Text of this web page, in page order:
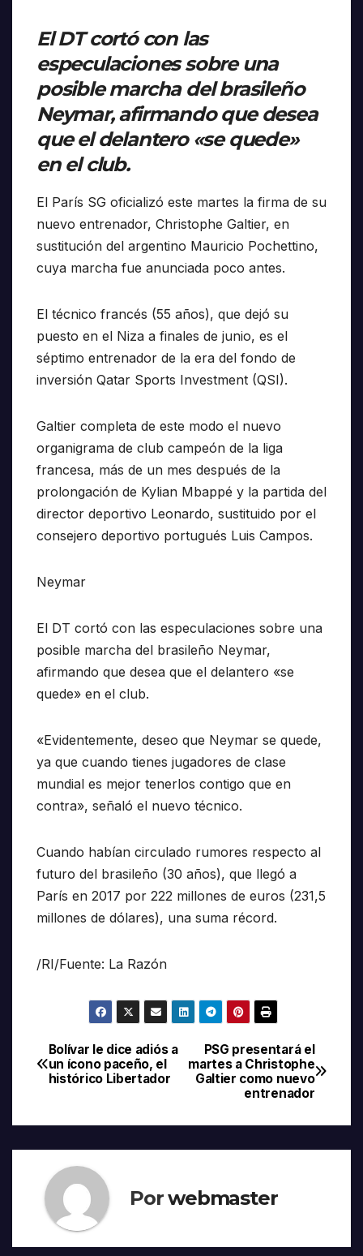
El DT cortó con las
especulaciones sobre una
posible marcha del brasileño
Neymar, afirmando que desea
que el delantero «se quede»
en el club.
El París SG oficializó este martes la firma de su
nuevo entrenador, Christophe Galtier, en
sustitución del argentino Mauricio Pochettino,
cuya marcha fue anunciada poco antes.
El técnico francés (55 años), que dejó su
puesto en el Niza a finales de junio, es el
séptimo entrenador de la era del fondo de
inversión Qatar Sports Investment (QSI).
Galtier completa de este modo el nuevo
organigrama de club campeón de la liga
francesa, más de un mes después de la
prolongación de Kylian Mbappé y la partida del
director deportivo Leonardo, sustituido por el
consejero deportivo portugués Luis Campos.
Neymar
El DT cortó con las especulaciones sobre una
posible marcha del brasileño Neymar,
afirmando que desea que el delantero «se
quede» en el club.
«Evidentemente, deseo que Neymar se quede,
ya que cuando tienes jugadores de clase
mundial es mejor tenerlos contigo que en
contra», señaló el nuevo técnico.
Cuando habían circulado rumores respecto al
futuro del brasileño (30 años), que llegó a
París en 2017 por 222 millones de euros (231,5
millones de dólares), una suma récord.
/RI/Fuente: La Razón
Navegación
de
entradas
PSG presentará el
martes a Christophe
Galtier como nuevo
entrenador
Bolívar le dice adiós a
un ícono paceño, el
histórico Libertador
Porwebmaster